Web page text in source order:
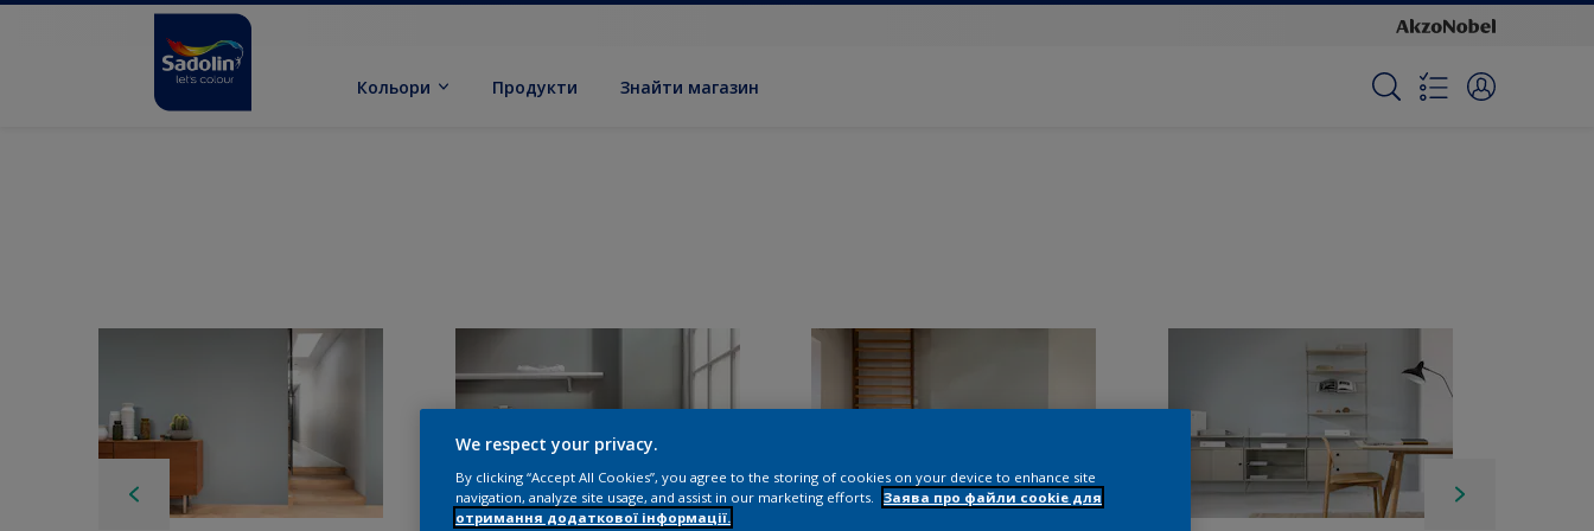
Кольори Продукти Знайти магазин
We respect your privacy.
By clicking “Accept All Cookies”, you agree to the storing of cookies on your device to enhance site
navigation, analyze site usage, and assist in our marketing efforts. Заява про файли cookie для
отримання додаткової інформації.